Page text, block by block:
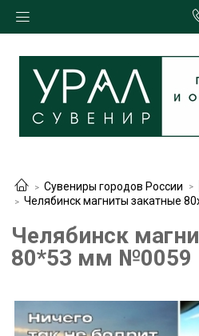
Сувениры городов России
Челябинск магниты закатные
Челябинск
80*53 мм №0059